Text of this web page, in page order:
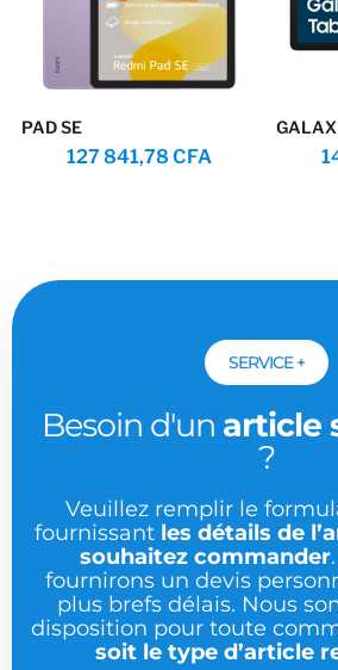
PAD SE
127 841,78 CFA
SERVICE +
Besoin d'un article
?
Veuillez remplir le
fournissant les détails de
souhaitez commander
fournirons un devis
plus brefs délais. Nous
disposition pour toute
soit le type d’article